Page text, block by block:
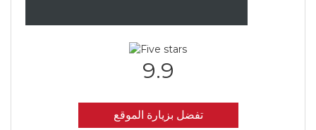
9.9
تفضل بزيارة الموقع